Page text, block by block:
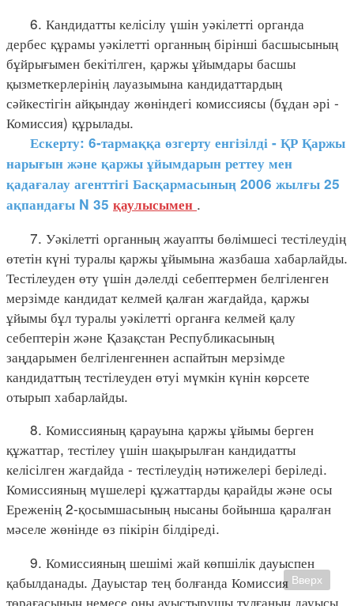
6. Кандидатты келісілу үшін уәкілетті органда
дербес құрамы уәкілетті органның бірінші басшысының
бұйрығымен бекітілген, қаржы ұйымдары басшы
қызметкерлерінің лауазымына кандидаттардың
сәйкестігін айқындау жөніндегі комиссиясы (бұдан әрі -
Комиссия) құрылады.
Ескерту: 6-тармаққа өзгерту енгізілді - ҚР Қаржы
нарығын және қаржы ұйымдарын реттеу мен
қадағалау агенттігі Басқармасының 2006 жылғы 25
ақпандағы N 35 қаулысымен .
7. Уәкілетті органның жауапты бөлімшесі тестілеудің
өтетін күні туралы қаржы ұйымына жазбаша хабарлайды.
Тестілеуден өту үшін дәлелді себептермен белгіленген
мерзімде кандидат келмей қалған жағдайда, қаржы
ұйымы бұл туралы уәкілетті органға келмей қалу
себептерін және Қазақстан Республикасының
заңдарымен белгіленгеннен аспайтын мерзімде
кандидаттың тестілеуден өтуі мүмкін күнін көрсете
отырып хабарлайды.
8. Комиссияның қарауына қаржы ұйымы берген
құжаттар, тестілеу үшін шақырылған кандидатты
келісілген жағдайда - тестілеудің нәтижелері беріледі.
Комиссияның мүшелері құжаттарды қарайды және осы
Ереженің 2-қосымшасының нысаны бойынша қаралған
мәселе жөнінде өз пікірін білдіреді.
9. Комиссияның шешімі жай көпшілік дауыспен
қабылданады. Дауыстар тең болғанда Комиссия
төрағасының немесе оны ауыстырушы тұлғаның дауысы
Вверх